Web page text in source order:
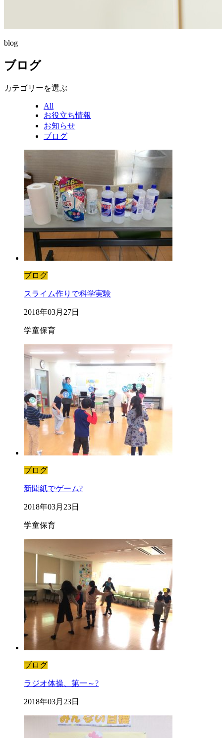
blog
ブログ
カテゴリーを選ぶ
All
お役立ち情報
お知らせ
ブログ
ブログ
スライム作りで科学実験
2018年03月27日
学童保育
ブログ
新聞紙でゲーム?
2018年03月23日
学童保育
ブログ
ラジオ体操、第一～?
2018年03月23日